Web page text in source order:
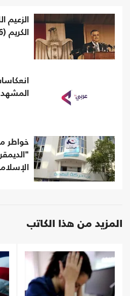
الزعيم
الكريم (6)
خواطر
المزيد من هذا الكاتب